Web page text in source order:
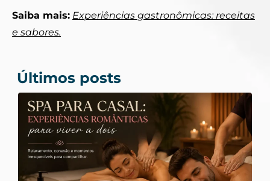
Saiba mais: Experiências gastronômicas: receitas
e sabores.
Últimos posts